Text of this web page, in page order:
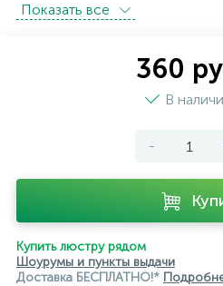
встраиваемые трековые
модульные трековые
светильники для модульной
черные ЭРА Crystal Lux
Показать всe
360
В
-
Купить люстру рядом
Шоурумы и пункты выдачи
Доставка БЕСПЛАТНО!*